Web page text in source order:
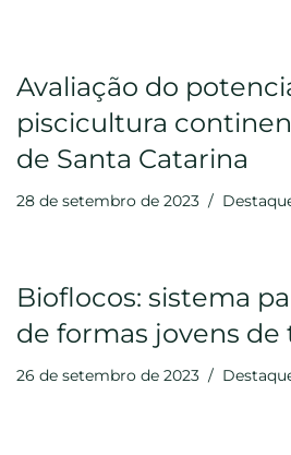
Avaliação do
piscicultura
de Santa Catarina
28 de setembro de 2023
Bioflocos: sistema
de formas jovens
26 de setembro de 2023